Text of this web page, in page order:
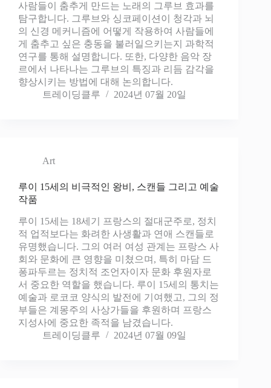
사람들이 춤추게 만드는 노래의 그루브 효과를
탐구합니다. 그루브와 싱코페이션이 청각과 뇌
의 신경 메커니즘에 어떻게 작용하여 사람들에
게 춤추고 싶은 충동을 불러일으키는지 과학적
연구를 통해 설명합니다. 또한, 다양한 음악 장
르에서 나타나는 그루브의 특징과 리듬 감각을
향상시키는 방법에 대해 논의합니다.
트레이딩클루
2024년 07월 20일
Art
루이 15세의 비극적인 왕비, 스캔들 그리고 예술
작품
루이 15세는 18세기 프랑스의 절대군주로, 정치
적 업적보다는 화려한 사생활과 연애 스캔들로
유명했습니다. 그의 여러 여성 관계는 프랑스 사
회와 문화에 큰 영향을 미쳤으며, 특히 마담 드
퐁파두르는 정치적 조언자이자 문화 후원자로
서 중요한 역할을 했습니다. 루이 15세의 통치는
예술과 로코코 양식의 발전에 기여했고, 그의 정
부들은 계몽주의 사상가들을 후원하며 프랑스
지성사에 중요한 족적을 남겼습니다.
트레이딩클루
2024년 07월 09일